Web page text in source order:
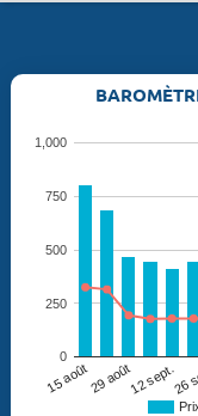
15 août29 août12 sept.26
0
250
500
750
1,000